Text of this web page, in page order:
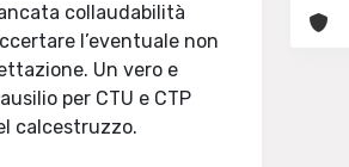
collaudabilità
l’eventuale non
Un vero e
per CTU e CTP
calcestruzzo.